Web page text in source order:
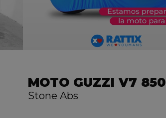
MOTO GUZZI V7 850
Stone Abs